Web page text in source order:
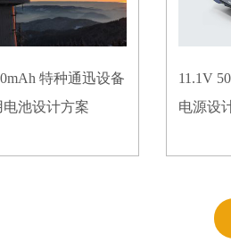
特种通迅设备
池设计方案
11.1V
电源设